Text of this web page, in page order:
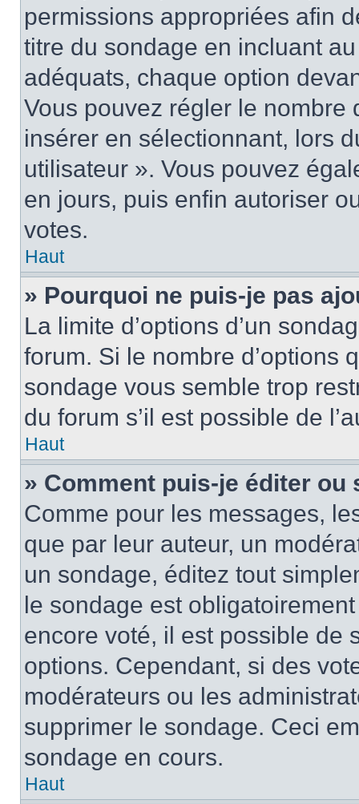
permissions appropriées afin
titre du sondage en incluant
adéquats, chaque option
Vous pouvez régler le nombre
insérer en sélectionnant, lors
utilisateur ». Vous pouvez
en jours, puis enfin autoriser
votes.
Haut
» Pourquoi ne puis-je pas
La limite d’options d’un
forum. Si le nombre d’options
sondage vous semble trop
du forum s’il est possible de
Haut
» Comment puis-je éditer ou
Comme pour les messages,
que par leur auteur, un
un sondage, éditez tout
le sondage est
encore voté, il est possible de
options. Cependant, si des
modérateurs ou les
supprimer le sondage. Ceci
sondage en cours.
Haut